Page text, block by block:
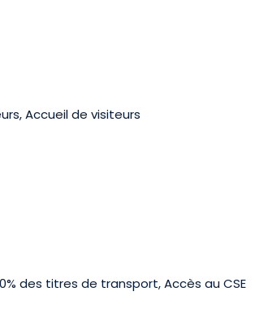
Accueil de visiteurs
des titres de transport, Accès au CSE